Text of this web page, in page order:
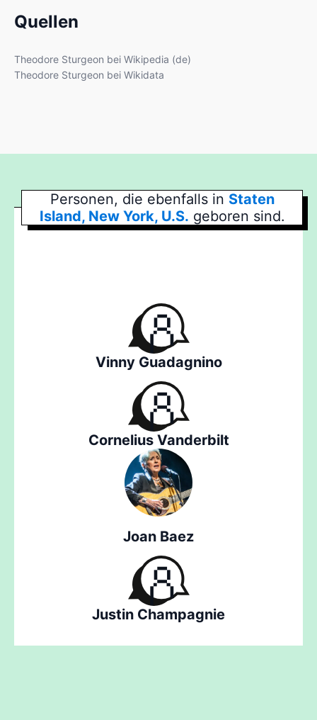
Quellen
Theodore Sturgeon bei Wikipedia (de)
Theodore Sturgeon bei Wikidata
Personen, die ebenfalls in Staten
Island, New York, U.S. geboren sind.
Vinny Guadagnino
Cornelius Vanderbilt
Joan Baez
Justin Champagnie